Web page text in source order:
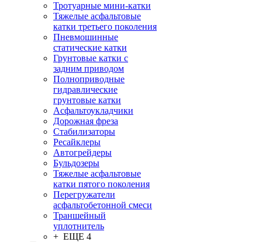
Тротуарные мини-катки
Тяжелые асфальтовые
катки третьего поколения
Пневмошинные
статические катки
Грунтовые катки с
задним приводом
Полноприводные
гидравлические
грунтовые катки
Асфальтоукладчики
Дорожная фреза
Стабилизаторы
Ресайклеры
Автогрейдеры
Бульдозеры
Тяжелые асфальтовые
катки пятого поколения
Перегружатели
асфальтобетонной смеси
Траншейный
уплотнитель
+ ЕЩЕ 4